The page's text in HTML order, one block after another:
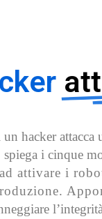
hacker
i cinque
ad attivare i